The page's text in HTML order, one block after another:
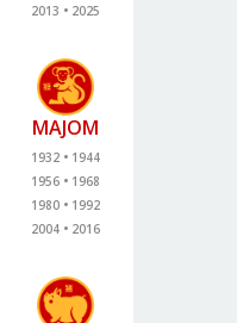
2013
2025
MAJOM
1932
1944
1956
1968
1980
1992
2004
2016